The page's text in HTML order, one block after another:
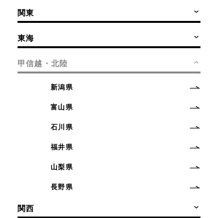
関東
東海
甲信越・北陸
新潟県
富山県
石川県
福井県
山梨県
長野県
関西